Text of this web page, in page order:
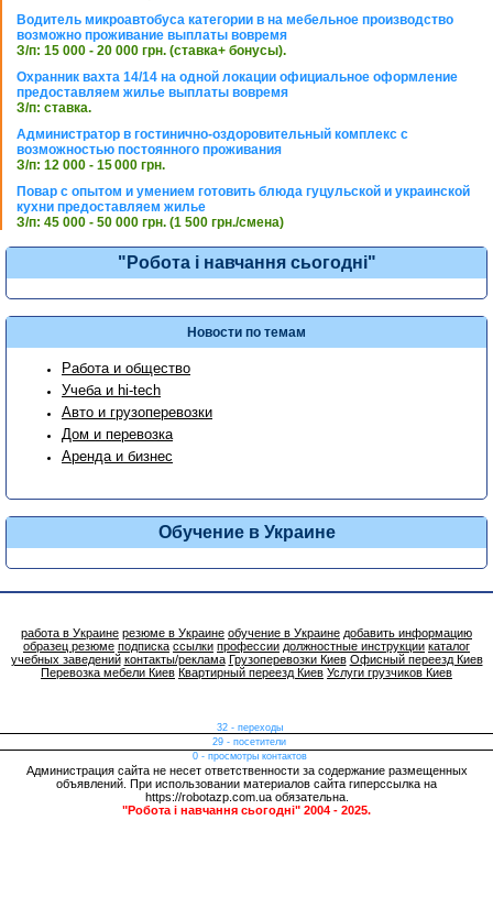
Водитель микроавтобуса категории в на мебельное производство
возможно проживание выплаты вовремя
З/п: 15 000 - 20 000 грн. (ставка+ бонусы).
Охранник вахта 14/14 на одной локации официальное оформление
предоставляем жилье выплаты вовремя
З/п: ставка.
Администратор в гостинично-оздоровительный комплекс с
возможностью постоянного проживания
З/п: 12 000 - 15 000 грн.
Повар с опытом и умением готовить блюда гуцульской и украинской
кухни предоставляем жилье
З/п: 45 000 - 50 000 грн. (1 500 грн./смена)
"Робота і навчання сьогодні"
Новости по темам
Работа и общество
Учеба и hi-tech
Авто и грузоперевозки
Дом и перевозка
Аренда и бизнес
Обучение в Украине
работа в Украине резюме в Украине обучение в Украине добавить информацию
образец резюме подписка ссылки профессии должностные инструкции каталог
учебных заведений контакты/реклама Грузоперевозки Киев Офисный переезд Киев
Перевозка мебели Киев Квартирный переезд Киев Услуги грузчиков Киев
32 - переходы
29 - посетители
0 - просмотры контактов
Администрация сайта не несет ответственности за содержание размещенных
объявлений. При использовании материалов сайта гиперссылка на
https://robotazp.com.ua обязательна.
"Робота і навчання сьогодні" 2004 - 2025.